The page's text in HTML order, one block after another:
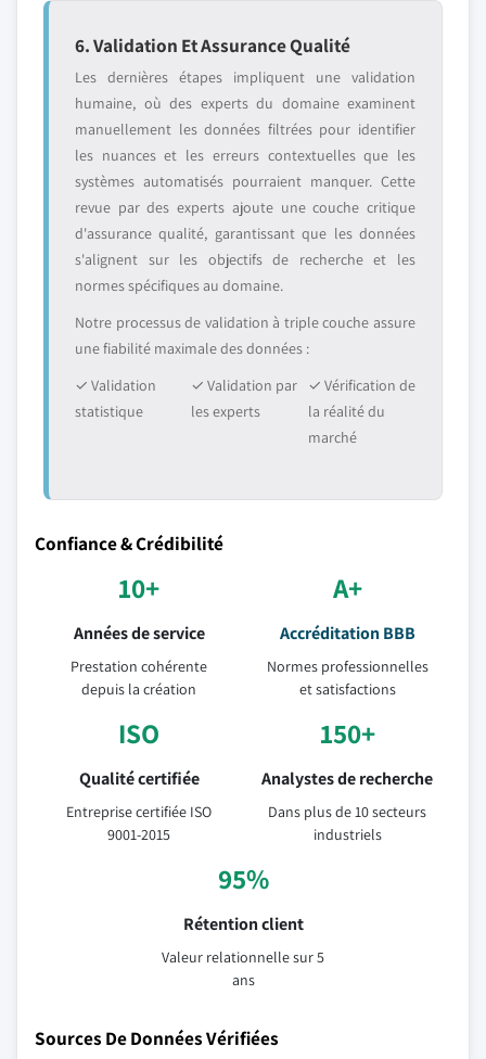
6. Validation Et Assurance Qualité
Les dernières étapes impliquent une validation
humaine, où des experts du domaine examinent
manuellement les données filtrées pour identifier
les nuances et les erreurs contextuelles que les
systèmes automatisés pourraient manquer. Cette
revue par des experts ajoute une couche critique
d'assurance qualité, garantissant que les données
s'alignent sur les objectifs de recherche et les
normes spécifiques au domaine.
Notre processus de validation à triple couche assure
une fiabilité maximale des données :
✓ Validation
statistique
✓ Validation par
les experts
✓ Vérification de
la réalité du
marché
Confiance & Crédibilité
10+
Années de service
Prestation cohérente
depuis la création
A+
Accréditation BBB
Normes professionnelles
et satisfactions
ISO
Qualité certifiée
Entreprise certifiée ISO
9001-2015
150+
Analystes de recherche
Dans plus de 10 secteurs
industriels
95%
Rétention client
Valeur relationnelle sur 5
ans
Sources De Données Vérifiées